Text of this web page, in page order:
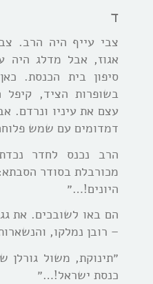
ד
צבי עייף היה הרב.
אגוז, אבל מדלג היה
סיפון בית הכנסת.
בשופרות הציד, קיפל
עצם את עיניו ונרדם.
דמדומים עם שמש
הרב נכנס לחדר
מכורבלת בסודר
היונים!…״
הם באו לשובכים. את
– רובן נמלקו,
״תינוקת, משול גורלן
כנסת ישראל!…״